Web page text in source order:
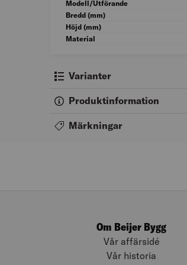
Modell/Utförande
Bredd (mm)
Höjd (mm)
Material
Varianter
Produktinformation
Märkningar
Om Beijer Bygg
Vår affärsidé
Vår historia